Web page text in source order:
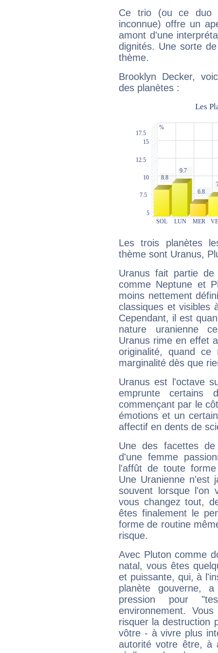
Ce trio (ou ce duo
inconnue) offre un
amont d'une
dignités. Une sorte
thème.
Brooklyn Decker,
des planètes :
Les trois planètes
thème sont Uranus,
Uranus fait partie
comme Neptune et
moins nettement
classiques et visibles
Cependant, il est
nature uranienne
Uranus rime en effet
originalité, quand ce
marginalité dès que
Uranus est l'octave
emprunte
commençant par le
émotions et un
affectif en dents de
Une des facettes
d'une femme
l'affût de toute
Une Uranienne n'est
souvent lorsque l'on
vous changez tout,
êtes finalement le
forme de routine
risque.
Avec Pluton comme
natal, vous êtes
et puissante, qui, à
planète gouverne,
pression pour
environnement.
risquer la destruction
vôtre - à vivre plus
autorité votre être, à